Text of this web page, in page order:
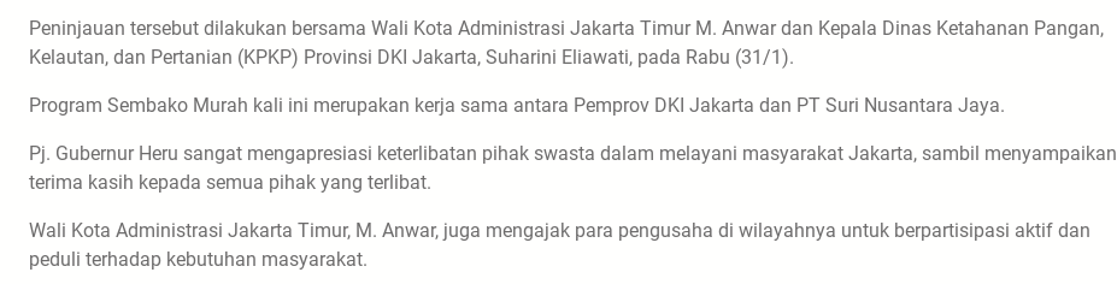
Peninjauan tersebut dilakukan bersama Wali Kota Administrasi Jakarta Timur M. Anwar dan Kepala Dinas Ketahanan Pangan,
Kelautan, dan Pertanian (KPKP) Provinsi DKI Jakarta, Suharini Eliawati, pada Rabu (31/1).
Program Sembako Murah kali ini merupakan kerja sama antara Pemprov DKI Jakarta dan PT Suri Nusantara Jaya.
Pj. Gubernur Heru sangat mengapresiasi keterlibatan pihak swasta dalam melayani masyarakat Jakarta, sambil menyampaikan
terima kasih kepada semua pihak yang terlibat.
Wali Kota Administrasi Jakarta Timur, M. Anwar, juga mengajak para pengusaha di wilayahnya untuk berpartisipasi aktif dan
peduli terhadap kebutuhan masyarakat.